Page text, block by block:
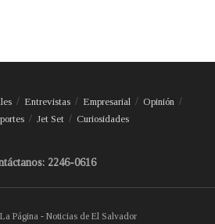
Entrevistas Empresarial
Opinión
Jet Set Curiosidades
2246-0616
Página - Noticias de El Salvador